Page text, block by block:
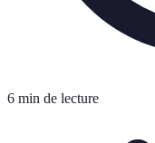
6 min de lecture